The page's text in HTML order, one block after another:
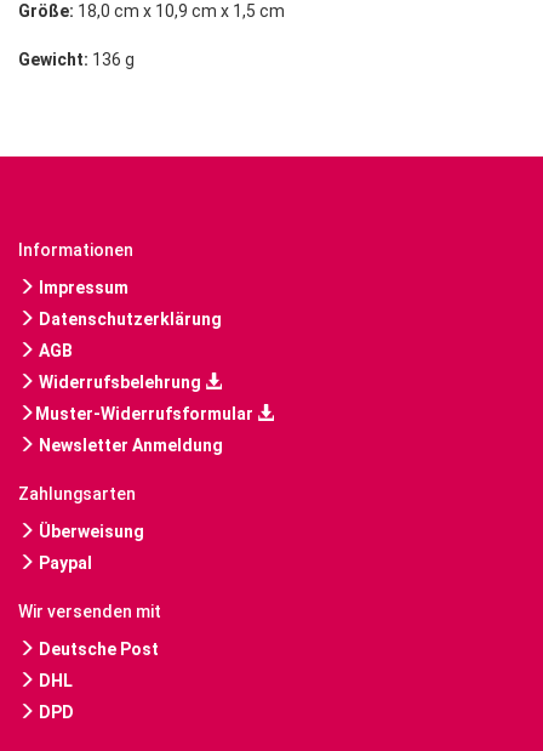
Größe: 18,0 cm x 10,9 cm x 1,5 cm
Gewicht: 136 g
Informationen
Impressum
Datenschutzerklärung
AGB
Widerrufsbelehrung
Muster-Widerrufsformular
Newsletter Anmeldung
Zahlungsarten
Überweisung
Paypal
Wir versenden mit
Deutsche Post
DHL
DPD